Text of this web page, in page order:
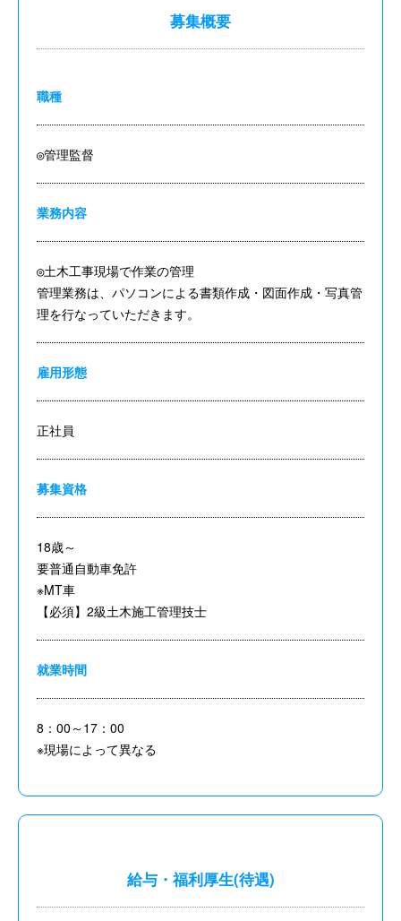
募集概要
職種
◎管理監督
業務内容
◎土木工事現場で作業の管理
管理業務は、パソコンによる書類作成・図面作成・写真管
理を行なっていただきます。
雇用形態
正社員
募集資格
18歳～
要普通自動車免許
※MT車
【必須】2級土木施工管理技士
就業時間
8：00～17：00
※現場によって異なる
給与・福利厚生(待遇)